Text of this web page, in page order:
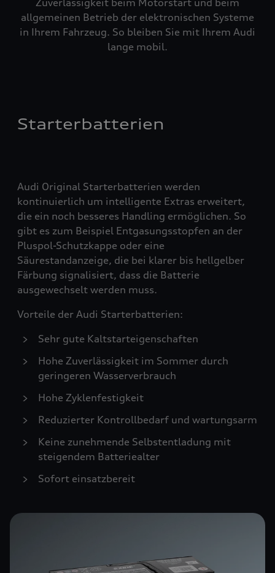
Zuverlässigkeit beim Motorstart und beim
allgemeinen Betrieb der elektronischen Systeme
in Ihrem Fahrzeug. So bleiben Sie mit Ihrem Audi
lange mobil.
Starterbatterien
Audi Original Starterbatterien werden
kontinuierlich um intelligente Extras erweitert,
die ein noch besseres Handling ermöglichen. So
gibt es zum Beispiel Entgasungsstopfen an der
Pluspol-Schutzkappe oder eine
Säurestandanzeige, die bei klarer bis hellgelber
Färbung signalisiert, dass die Batterie
ausgewechselt werden muss.
Vorteile der Audi Starterbatterien:
Sehr gute Kaltstarteigenschaften
Hohe Zuverlässigkeit im Sommer durch
geringeren Wasserverbrauch
Hohe Zyklenfestigkeit
Reduzierter Kontrollbedarf und wartungsarm
Keine zunehmende Selbstentladung mit
steigendem Batteriealter
Sofort einsatzbereit